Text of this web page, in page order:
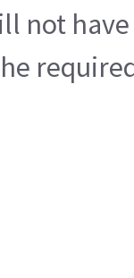
not